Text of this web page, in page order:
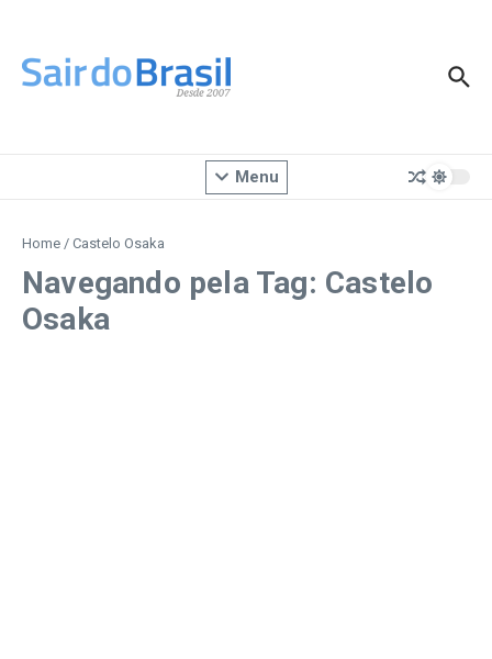
Menu
Home / Castelo Osaka
Navegando pela Tag: Castelo
Osaka